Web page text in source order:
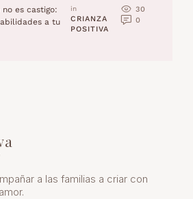
es castigo:
a tu
in
CRIANZA
POSITIVA
30
0
a las familias a criar con